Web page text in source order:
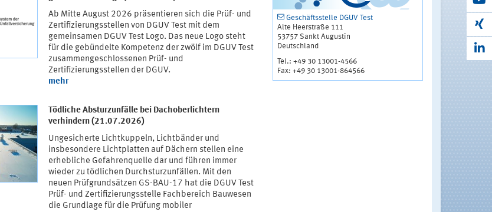
Ab Mitte August 2026 präsentieren sich die Prüf- und
Zertifizierungsstellen von DGUV Test mit dem
gemeinsamen DGUV Test Logo. Das neue Logo steht
für die gebündelte Kompetenz der zwölf im DGUV Test
zusammengeschlossenen Prüf- und
Zertifizierungsstellen der DGUV.
mehr
Tödliche Absturzunfälle bei Dachoberlichtern
verhindern (21.07.2026)
Ungesicherte Lichtkuppeln, Lichtbänder und
insbesondere Lichtplatten auf Dächern stellen eine
erhebliche Gefahrenquelle dar und führen immer
wieder zu tödlichen Durchsturzunfällen. Mit den
neuen Prüfgrundsätzen GS-BAU-17 hat die DGUV Test
Prüf- und Zertifizierungsstelle Fachbereich Bauwesen
die Grundlage für die Prüfung mobiler
Geschäftsstelle DGUV Test
Alte Heerstraße 111
53757 Sankt Augustin
Deutschland
Tel.: +49 30 13001-4566
Fax: +49 30 13001-864566